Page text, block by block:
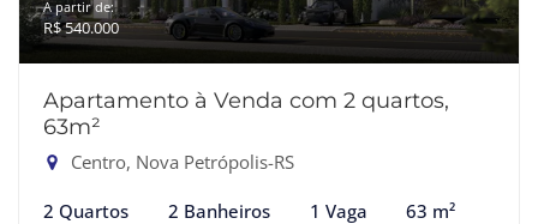
A partir de:
R$ 540.000
Apartamento à Venda com 2 quartos,
63m²
Centro, Nova Petrópolis-RS
2 Quartos 2 Banheiros 1 Vaga 63 m²